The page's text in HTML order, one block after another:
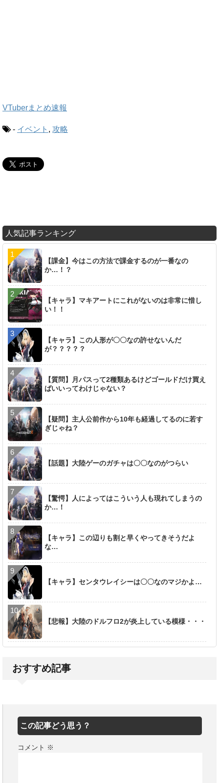
VTuberまとめ速報
- イベント , 攻略
人気記事ランキング
【課金】今はこの方法で課金するのが一番なの
か…！？
【キャラ】マキアートにこれがないのは非常に惜し
い！！
【キャラ】この人形が〇〇なの許せないんだ
が？？？？？
【質問】月パスって2種類あるけどゴールドだけ買え
ばいいってわけじゃない？
【疑問】主人公前作から10年も経過してるのに若す
ぎじゃね？
【話題】大陸ゲーのガチャは〇〇なのがつらい
【驚愕】人によってはこういう人も現れてしまうの
か…！
【キャラ】この辺りも割と早くやってきそうだよ
な…
【キャラ】センタウレイシーは〇〇なのマジかよ…
【悲報】大陸のドルフロ2が炎上している模様・・・
おすすめ記事
この記事どう思う？
コメント ※